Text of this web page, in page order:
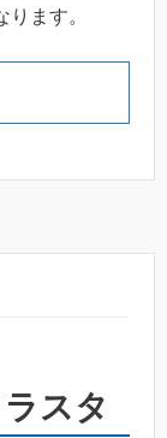
ます。
スタ